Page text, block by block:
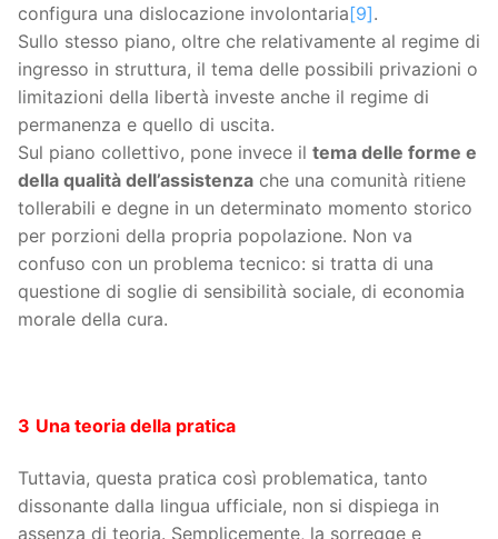
configura una dislocazione involontaria[9].
Sullo stesso piano, oltre che relativamente al regime di
ingresso in struttura, il tema delle possibili privazioni o
limitazioni della libertà investe anche il regime di
permanenza e quello di uscita.
Sul piano collettivo, pone invece il tema delle forme e
della qualità dell’assistenza che una comunità ritiene
tollerabili e degne in un determinato momento storico
per porzioni della propria popolazione. Non va
confuso con un problema tecnico: si tratta di una
questione di soglie di sensibilità sociale, di economia
morale della cura.
3 Una teoria della pratica
Tuttavia, questa pratica così problematica, tanto
dissonante dalla lingua ufficiale, non si dispiega in
assenza di teoria. Semplicemente, la sorregge e